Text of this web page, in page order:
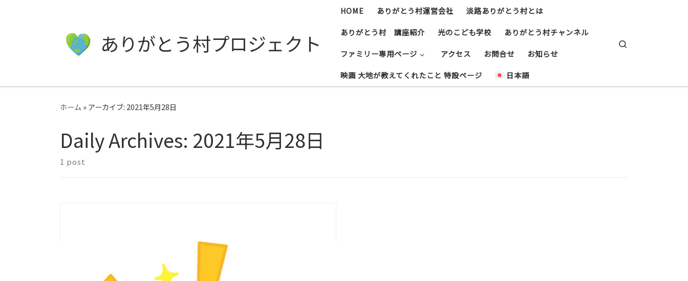
ありがとう村プロジェクト
HOME ありがとう村運営会社
淡路ありがとう村とは
ありがとう村 講座紹介
光のこども学校
ありがとう村チャンネル
ファミリー専用ページ
アクセス お問合せ
お知らせ
映画 大地が教えてくれたこと 特設ページ
日本語
ホーム »アーカイブ: 2021年5月28日
Daily Archives: 2021年5月28日
1 post